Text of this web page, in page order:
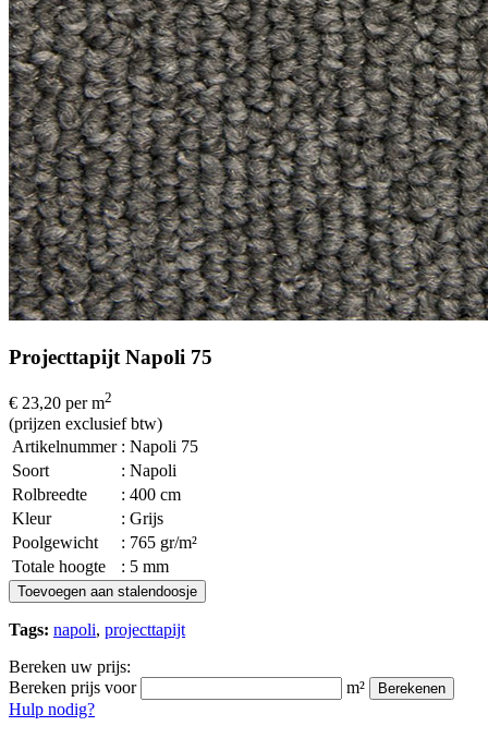
Projecttapijt Napoli 75
€ 23,20 per m2
(prijzen exclusief btw)
Artikelnummer : Napoli 75
Soort
: Napoli
Rolbreedte
: 400 cm
Kleur
: Grijs
Poolgewicht
: 765 gr/m²
Totale hoogte
: 5 mm
Toevoegen aan stalendoosje
Tags: napoli, projecttapijt
Bereken uw prijs:
Bereken prijs voor
m² Berekenen
Hulp nodig?